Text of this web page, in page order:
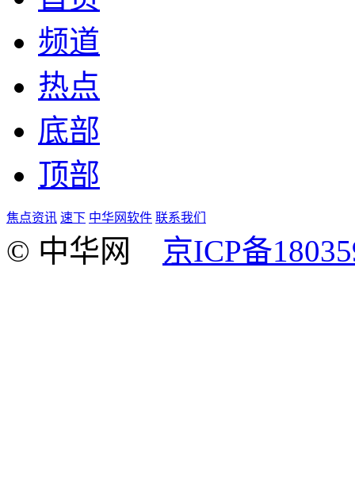
频道
热点
底部
顶部
焦点资讯 速下 中华网软件 联系我们
© 中华网 京ICP备